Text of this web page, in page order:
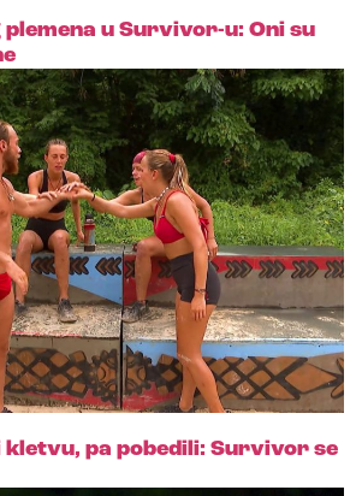
u Survivor-u: Oni su
pa pobedili: Survivor se